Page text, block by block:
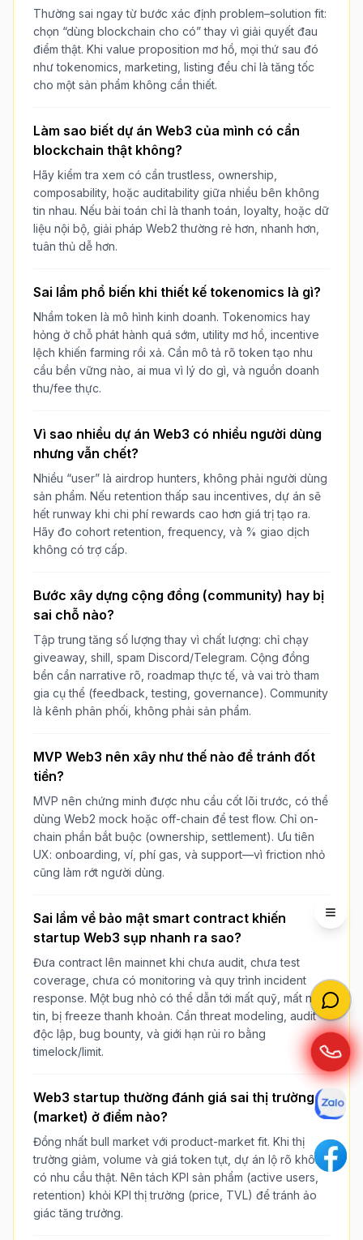
Thường sai ngay từ bước xác định problem–solution fit:
chọn “dùng blockchain cho có” thay vì giải quyết đau
điểm thật. Khi value proposition mơ hồ, mọi thứ sau đó
như tokenomics, marketing, listing đều chỉ là tăng tốc
cho một sản phẩm không cần thiết.
Làm sao biết dự án Web3 của mình có cần
blockchain thật không?
Hãy kiểm tra xem có cần trustless, ownership,
composability, hoặc auditability giữa nhiều bên không
tin nhau. Nếu bài toán chỉ là thanh toán, loyalty, hoặc dữ
liệu nội bộ, giải pháp Web2 thường rẻ hơn, nhanh hơn,
tuân thủ dễ hơn.
Sai lầm phổ biến khi thiết kế tokenomics là gì?
Nhầm token là mô hình kinh doanh. Tokenomics hay
hỏng ở chỗ phát hành quá sớm, utility mơ hồ, incentive
lệch khiến farming rồi xả. Cần mô tả rõ token tạo nhu
cầu bền vững nào, ai mua vì lý do gì, và nguồn doanh
thu/fee thực.
Vì sao nhiều dự án Web3 có nhiều người dùng
nhưng vẫn chết?
Nhiều “user” là airdrop hunters, không phải người dùng
sản phẩm. Nếu retention thấp sau incentives, dự án sẽ
hết runway khi chi phí rewards cao hơn giá trị tạo ra.
Hãy đo cohort retention, frequency, và % giao dịch
không có trợ cấp.
Bước xây dựng cộng đồng (community) hay bị
sai chỗ nào?
Tập trung tăng số lượng thay vì chất lượng: chỉ chạy
giveaway, shill, spam Discord/Telegram. Cộng đồng
bền cần narrative rõ, roadmap thực tế, và vai trò tham
gia cụ thể (feedback, testing, governance). Community
là kênh phân phối, không phải sản phẩm.
MVP Web3 nên xây như thế nào để tránh đốt
tiền?
MVP nên chứng minh được nhu cầu cốt lõi trước, có thể
dùng Web2 mock hoặc off-chain để test flow. Chỉ on-
chain phần bắt buộc (ownership, settlement). Ưu tiên
UX: onboarding, ví, phí gas, và support—vì friction nhỏ
cũng làm rớt người dùng.
Sai lầm về bảo mật smart contract khiến
startup Web3 sụp nhanh ra sao?
Đưa contract lên mainnet khi chưa audit, chưa test
coverage, chưa có monitoring và quy trình incident
response. Một bug nhỏ có thể dẫn tới mất quỹ, mất niềm
tin, bị freeze thanh khoản. Cần threat modeling, audit
độc lập, bug bounty, và giới hạn rủi ro bằng
timelock/limit.
Web3 startup thường đánh giá sai thị trường
(market) ở điểm nào?
Đồng nhất bull market với product-market fit. Khi thị
trường giảm, volume và giá token tụt, dự án lộ rõ không
có nhu cầu thật. Nên tách KPI sản phẩm (active users,
retention) khỏi KPI thị trường (price, TVL) để tránh ảo
giác tăng trưởng.